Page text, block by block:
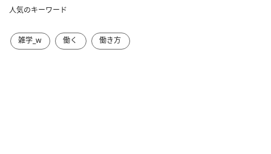
人気のキーワード
雑学_w 働く 働き方